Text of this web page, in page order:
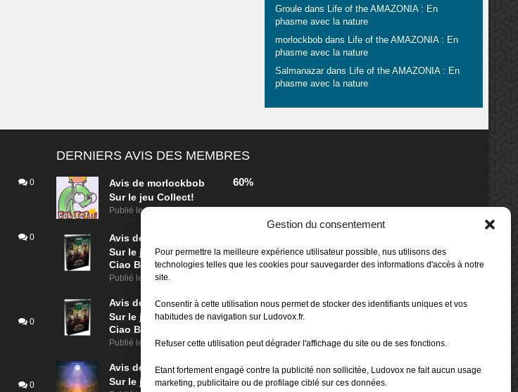
Gestion du consentement
Pour permettre la meilleure expérience utilisateur possible, nus utilisons des
technologies telles que les cookies pour sauvegarder des informations d'accès à notre
site.
Consentir à cette utilisation nous permet de stocker des identifiants uniques et vos
habitudes de navigation sur Ludovox.fr.
Refuser cette utilisation peut dégrader l'affichage du site ou de ses fonctions.
Etant fortement engagé contre la publicité non sollicitée, Ludovox ne fait aucun usage
marketing, publicitaire ou de profilage ciblé sur ces données.
Grouledans Life of the AMAZONIA : En
phasme avec la nature
morlockbobdans Life of the AMAZONIA : En
phasme avec la nature
Salmanazardans Life of the AMAZONIA : En
phasme avec la nature
0
0
0
0
DERNIERS AVIS DES MEMBRES
Avis de morlockbob
Sur le jeu Collect!
Publié leil y a 5 heures
60%
Avis de
Sur le jeu Detective Box -
Ciao Bella
Publié le il y a 1 jour
Avis de
morlockbob
Sur le jeu Detective Box -
Ciao Bella
Publié le il y a 1 jour
80%
Avis de
morlockbob
Sur le jeu Aeterna
70%